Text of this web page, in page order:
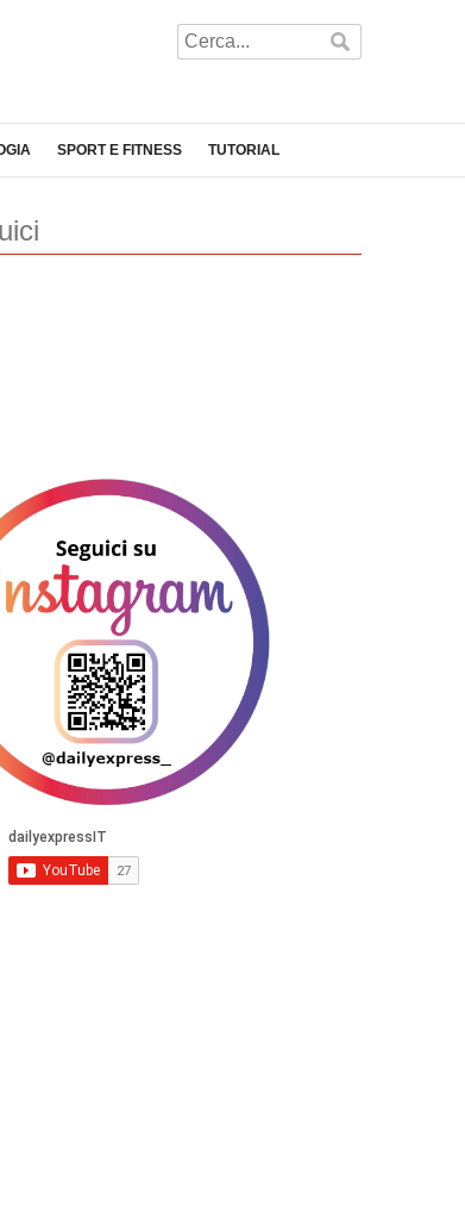
SPORT E FITNESS TUTORIAL